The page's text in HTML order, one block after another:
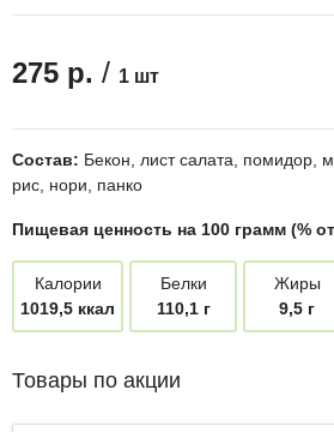
275 р. / 1 шт
Состав: Бекон, лист салата, помидор,
рис, нори, панко
Пищевая ценность на 100 грамм (%
Калории
1019,5 ккал
Белки
110,1 г
Жиры
9,5 г
Товары по акции